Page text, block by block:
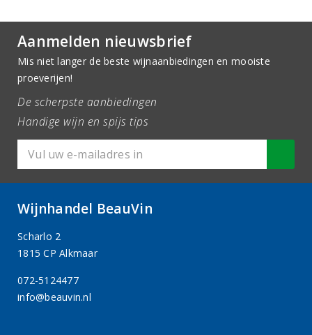
Aanmelden nieuwsbrief
Mis niet langer de beste wijnaanbiedingen en mooiste
proeverijen!
De scherpste aanbiedingen
Handige wijn en spijs tips
Wijnhandel BeauVin
Scharlo 2
1815 CP Alkmaar
072-5124477
info@beauvin.nl